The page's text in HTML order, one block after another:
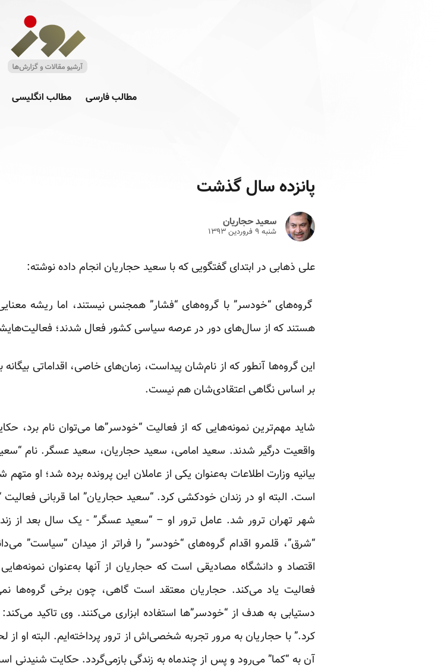
مطالب فارسی مطالب انگلیسی
پانزده سال گذشت
سعید حجاریان
شنبه ۹ فروردين ۱۳۹۳
علی ذهابی در ابتدای گفتگویی که با سعید حجاریان انجام داده نوشته:
گروه‌های “خودسر” با گروه‌های “فشار” همجنس نیستند، اما ریشه‌
هستند که از سال‌های دور در عرصه سیاسی کشور فعال شدند؛
این گروه‌ها آنطور که از نام‌شان پیداست، زمان‌های خاصی، اقداماتی بیگانه
بر اساس نگاهی اعتقادی‌شان هم نیست.
شاید مهم‌ترین نمونه‌هایی که از فعالیت “خودسر”ها می‌توان نام برد،
بیانیه وزارت اطلاعات به‌عنوان یکی از عاملان این پرونده برده شد؛ او
شهر تهران ترور شد. عامل ترور او – “سعید عسگر” - یک سال بعد از
“شرق”، قلمرو اقدام گروه‌های “خودسر” را فراتر از میدان “سیاست”
اقتصاد و دانشگاه مصادیقی است که حجاریان از آنها به‌عنوان
فعالیت یاد می‌کند. حجاریان معتقد است گاهی، چون برخی گروه‌ها
دستیابی به هدف از “خودسر”ها استفاده ابزاری می‌کنند. وی تاکید
کرد.” با حجاریان به مرور تجربه شخصی‌اش از ترور پرداخته‌ایم. البته او
آن به “کما” می‌رود و پس از چندماه به زندگی بازمی‌گردد. حکایت شنیدنی